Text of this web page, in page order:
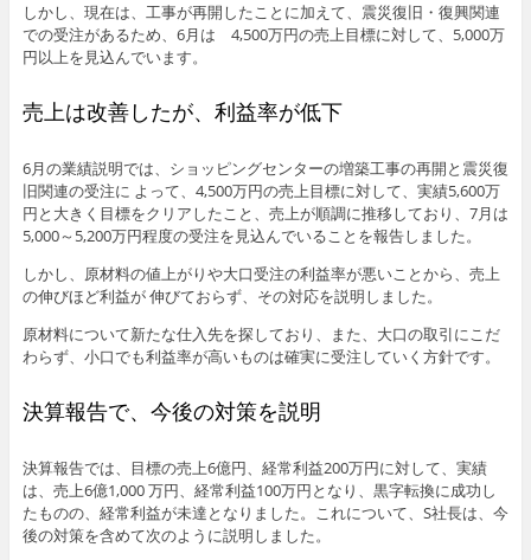
しかし、現在は、工事が再開したことに加えて、震災復旧・復興関連
での受注があるため、6月は 4,500万円の売上目標に対して、5,000万
円以上を見込んでいます。
売上は改善したが、利益率が低下
6月の業績説明では、ショッピングセンターの増築工事の再開と震災復
旧関連の受注に よって、4,500万円の売上目標に対して、実績5,600万
円と大きく目標をクリアしたこと、売上が順調に推移しており、7月は
5,000～5,200万円程度の受注を見込んでいることを報告しました。
しかし、原材料の値上がりや大口受注の利益率が悪いことから、売上
の伸びほど利益が 伸びておらず、その対応を説明しました。
原材料について新たな仕入先を探しており、また、大口の取引にこだ
わらず、小口でも利益率が高いものは確実に受注していく方針です。
決算報告で、今後の対策を説明
決算報告では、目標の売上6億円、経常利益200万円に対して、実績
は、売上6億1,000 万円、経常利益100万円となり、黒字転換に成功し
たものの、経常利益が未達となりました。これについて、S社長は、今
後の対策を含めて次のように説明しました。